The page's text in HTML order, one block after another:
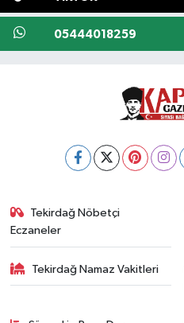
05444018259
Tekirdağ Nöbetçi
Eczaneler
Tekirdağ Namaz Vakitleri